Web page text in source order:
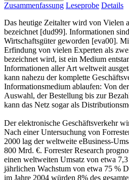
Zusammenfassung Leseprobe Details
Das heutige Zeitalter wird von Vielen
bezeichnet [dud99]. Informationen
Wirtschaftsgüter geworden [eva00].
Erfindung von vielen Experten als
bezeichnet wird, ist ein Medium
Informationen aller Art weltweit
kann nahezu der komplette
Informationsmedium ablaufen: Von
Auswahl, der Bestellung bis zur
kann das Netz sogar als
Der elektronische Geschäftsverkehr
Nach einer Untersuchung von
2000 lag der weltweite eBusiness-
800 Mrd. €. Forrester Research
einen weltweiten Umsatz von etwa
jährlichen Wachstum von etwa 75 %
im Jahre 2004 würden 8% des